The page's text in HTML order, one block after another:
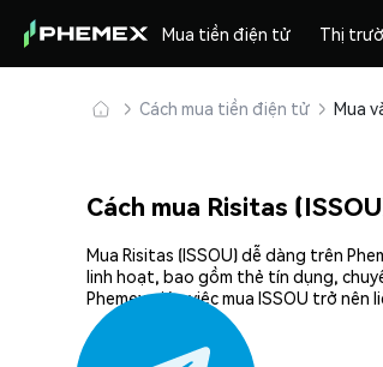
Mua tiền điện tử Thị
Cách mua tiền điện tử
Cách mua Risitas
Mua Risitas (ISSOU) dễ dàng trên
linh hoạt, bao gồm thẻ tín dụng,
Phemex giúp việc mua ISSOU trở